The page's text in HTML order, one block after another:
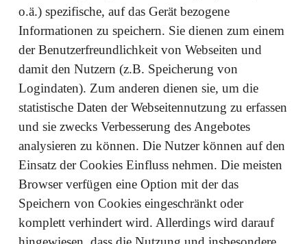
o.ä.) spezifische, auf das Gerät bezogene
Informationen zu speichern. Sie dienen zum einem
der Benutzerfreundlichkeit von Webseiten und
damit den Nutzern (z.B. Speicherung von
Logindaten). Zum anderen dienen sie, um die
statistische Daten der Webseitennutzung zu erfassen
und sie zwecks Verbesserung des Angebotes
analysieren zu können. Die Nutzer können auf den
Einsatz der Cookies Einfluss nehmen. Die meisten
Browser verfügen eine Option mit der das
Speichern von Cookies eingeschränkt oder
komplett verhindert wird. Allerdings wird darauf